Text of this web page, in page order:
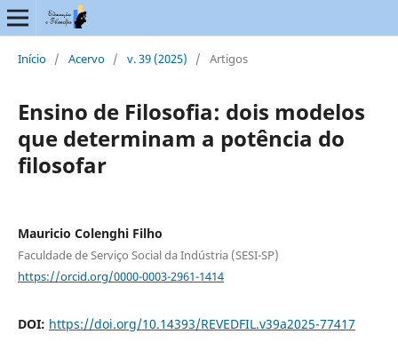
Início / Acervo / v. 39 (2025) / Artigos
Ensino de Filosofia: dois modelos
que determinam a potência do
filosofar
Mauricio Colenghi Filho
Faculdade de Serviço Social da Indústria (SESI-SP)
https://orcid.org/0000-0003-2961-1414
DOI: https://doi.org/10.14393/REVEDFIL.v39a2025-77417